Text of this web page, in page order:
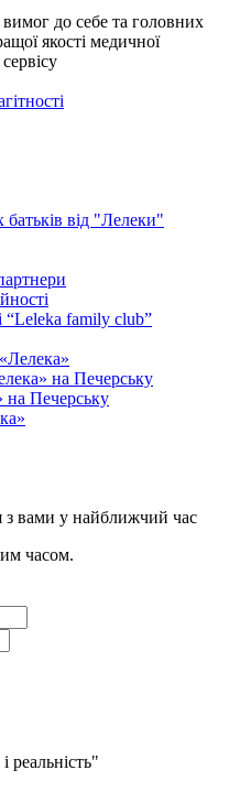
до себе та головних
якості медичної
від "Лелеки"
“Leleka family club”
на Печерську
Печерську
з вами у найближчий час
часом.
реальність"